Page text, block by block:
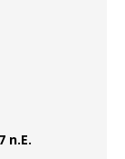
n.E.